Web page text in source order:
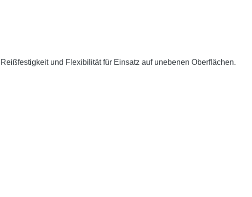
und Flexibilität für Einsatz auf unebenen Oberflächen.